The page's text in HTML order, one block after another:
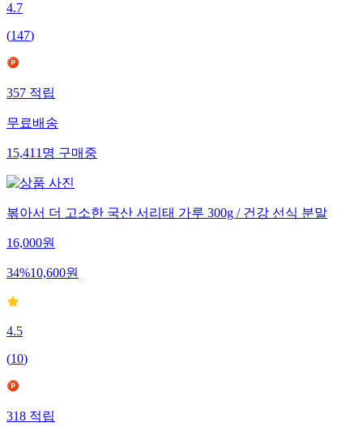
4.7
(147)
357 적립
무료배송
15,411 명 구매중
볶아서 더 고소한 국산 서리태 가루 300g / 건강 선식 분말
16,000원
34%10,600원
4.5
(10)
318 적립